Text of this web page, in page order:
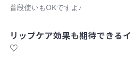
普段使いもOKですよ♪
リップケア効果も期待できる
♡